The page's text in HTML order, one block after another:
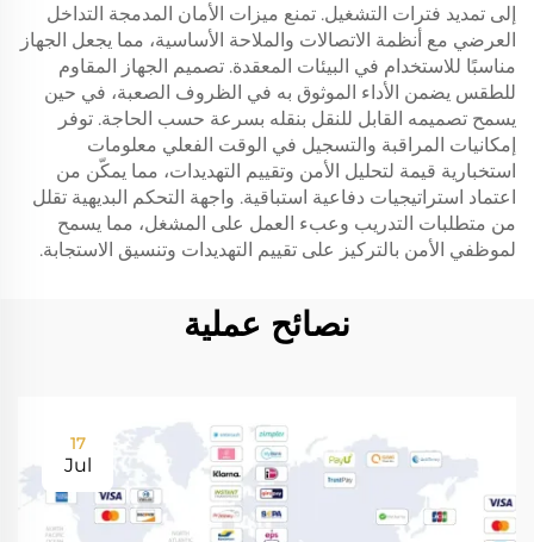
إلى تمديد فترات التشغيل. تمنع ميزات الأمان المدمجة التداخل
العرضي مع أنظمة الاتصالات والملاحة الأساسية، مما يجعل الجهاز
مناسبًا للاستخدام في البيئات المعقدة. تصميم الجهاز المقاوم
للطقس يضمن الأداء الموثوق به في الظروف الصعبة، في حين
يسمح تصميمه القابل للنقل بنقله بسرعة حسب الحاجة. توفر
إمكانيات المراقبة والتسجيل في الوقت الفعلي معلومات
استخبارية قيمة لتحليل الأمن وتقييم التهديدات، مما يمكّن من
اعتماد استراتيجيات دفاعية استباقية. واجهة التحكم البديهية تقلل
من متطلبات التدريب وعبء العمل على المشغل، مما يسمح
لموظفي الأمن بالتركيز على تقييم التهديدات وتنسيق الاستجابة.
نصائح عملية
17
Jul